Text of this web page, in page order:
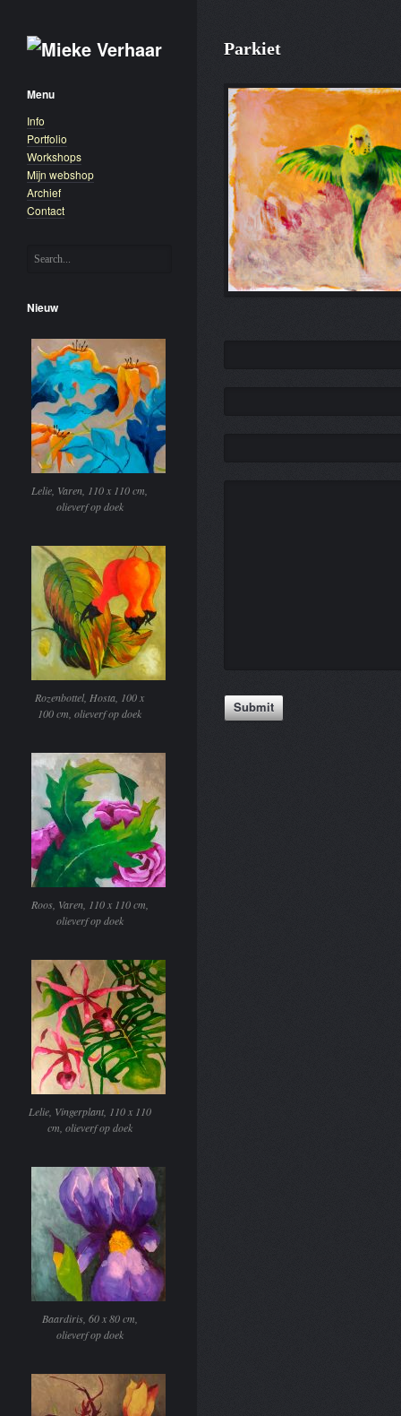
Menu
Info
Portfolio
Workshops
Mijn webshop
Archief
Contact
Nieuw
Lelie, Varen, 110 x 110 cm,
olieverf op doek
Rozenbottel, Hosta, 100 x
100 cm, olieverf op doek
Roos, Varen, 110 x 110 cm,
olieverf op doek
Lelie, Vingerplant, 110 x 110
cm, olieverf op doek
Baardiris, 60 x 80 cm,
olieverf op doek
Parkiet